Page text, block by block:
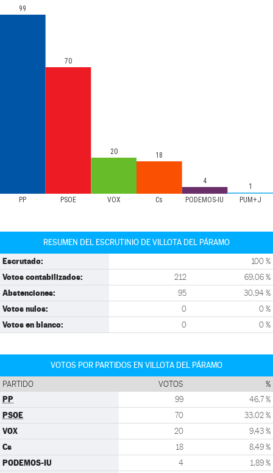
PP PSOE VOX Cs PODEMOS-IU PUM+J
99
70
20 18
4
1
RESUMEN DEL ESCRUTINIO DE VILLOTA DEL PÁRAMO
Escrutado: 100 %
Votos contabilizados: 212 69,06 %
Abstenciones: 95 30,94 %
Votos nulos: 0 0 %
Votos en blanco: 0 0 %
VOTOS POR PARTIDOS EN VILLOTA DEL PÁRAMO
PARTIDO VOTOS %
PP 99 46,7 %
PSOE 70 33,02 %
VOX 20 9,43 %
Cs 18 8,49 %
PODEMOS-IU 4 1,89 %